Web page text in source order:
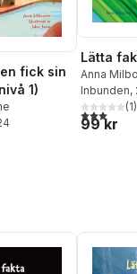
fick sin
1)
Lätta
Anna
Inbunden,
3,0utav 5(1)
99 kr